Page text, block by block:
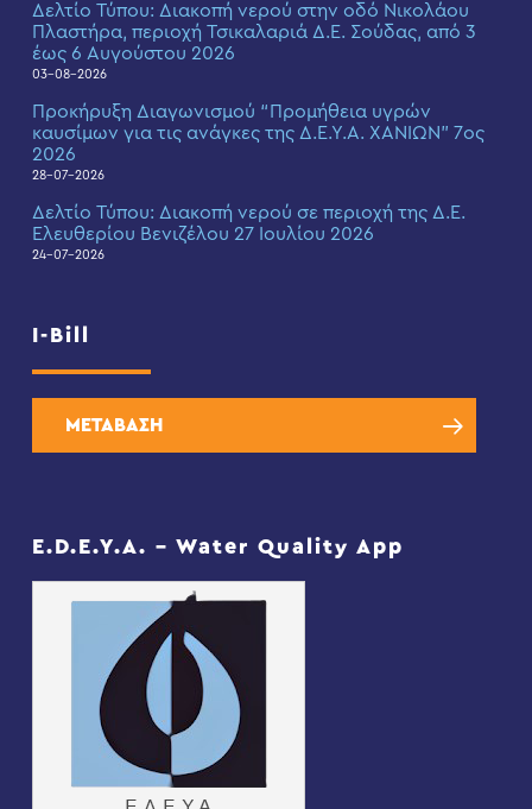
Δελτίο Τύπου: Διακοπή νερού στην οδό Νικολάου
Πλαστήρα, περιοχή Τσικαλαριά Δ.Ε. Σούδας, από 3
έως 6 Αυγούστου 2026
03-08-2026
Προκήρυξη Διαγωνισμού “Προμήθεια υγρών
καυσίμων για τις ανάγκες της Δ.Ε.Υ.Α. ΧΑΝΙΩΝ” 7ος
2026
28-07-2026
Δελτίο Τύπου: Διακοπή νερού σε περιοχή της Δ.Ε.
Ελευθερίου Βενιζέλου 27 Ιουλίου 2026
24-07-2026
I-Bill
ΜΕΤΑΒΑΣΗ
E.D.E.Y.A. – Water Quality App